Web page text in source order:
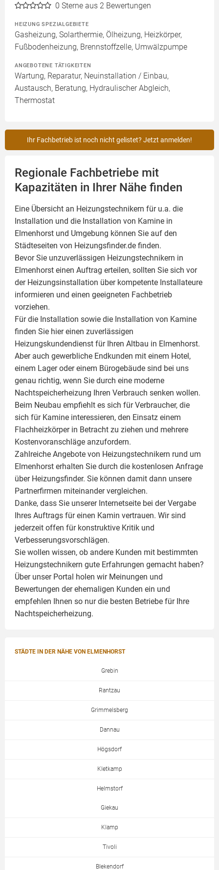
0 Sterne aus 2 Bewertungen
HEIZUNG SPEZIALGEBIETE
Gasheizung, Solarthermie, Ölheizung, Heizkörper,
Fußbodenheizung, Brennstoffzelle, Umwälzpumpe
ANGEBOTENE TÄTIGKEITEN
Wartung, Reparatur, Neuinstallation / Einbau,
Austausch, Beratung, Hydraulischer Abgleich,
Thermostat
Ihr Fachbetrieb ist noch nicht gelistet? Jetzt anmelden!
Regionale Fachbetriebe mit
Kapazitäten in Ihrer Nähe finden
Eine Übersicht an Heizungstechnikern für u.a. die
Installation und die Installation von Kamine in
Elmenhorst und Umgebung können Sie auf den
Städteseiten von Heizungsfinder.de finden.
Bevor Sie unzuverlässigen Heizungstechnikern in
Elmenhorst einen Auftrag erteilen, sollten Sie sich vor
der Heizungsinstallation über kompetente Installateure
informieren und einen geeigneten Fachbetrieb
vorziehen.
Für die Installation sowie die Installation von Kamine
finden Sie hier einen zuverlässigen
Heizungskundendienst für Ihren Altbau in Elmenhorst.
Aber auch gewerbliche Endkunden mit einem Hotel,
einem Lager oder einem Bürogebäude sind bei uns
genau richtig, wenn Sie durch eine moderne
Nachtspeicherheizung Ihren Verbrauch senken wollen.
Beim Neubau empfiehlt es sich für Verbraucher, die
sich für Kamine interessieren, den Einsatz einem
Flachheizkörperin Betracht zu ziehen und mehrere
Kostenvoranschläge anzufordern.
Zahlreiche Angebote von Heizungstechnikern rund um
Elmenhorst erhalten Sie durch die kostenlosen Anfrage
über Heizungsfinder. Sie können damit dann unsere
Partnerfirmen miteinander vergleichen.
Danke, dass Sie unserer Internetseite bei der Vergabe
Ihres Auftrags für einen Kamin vertrauen. Wir sind
jederzeit offen für konstruktive Kritik und
Verbesserungsvorschlägen.
Sie wollen wissen, ob andere Kunden mit bestimmten
Heizungstechnikern gute Erfahrungen gemacht haben?
Über unser Portal holen wir Meinungen und
Bewertungen der ehemaligen Kunden ein und
empfehlen Ihnen so nur die besten Betriebe für Ihre
Nachtspeicherheizung.
STÄDTE IN DER NÄHE VON ELMENHORST
Grebin
Rantzau
Grimmelsberg
Dannau
Högsdorf
Kletkamp
Helmstorf
Giekau
Klamp
Tivoli
Blekendorf